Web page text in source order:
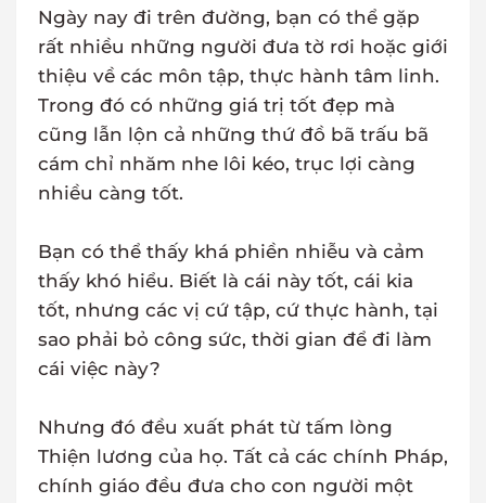
Ngày nay đi trên đường, bạn có thể gặp
rất nhiều những người đưa tờ rơi hoặc giới
thiệu về các môn tập, thực hành tâm linh.
Trong đó có những giá trị tốt đẹp mà
cũng lẫn lộn cả những thứ đồ bã trấu bã
cám chỉ nhăm nhe lôi kéo, trục lợi càng
nhiều càng tốt.
Bạn có thể thấy khá phiền nhiễu và cảm
thấy khó hiểu. Biết là cái này tốt, cái kia
tốt, nhưng các vị cứ tập, cứ thực hành, tại
sao phải bỏ công sức, thời gian để đi làm
cái việc này?
Nhưng đó đều xuất phát từ tấm lòng
Thiện lương của họ. Tất cả các chính Pháp,
chính giáo đều đưa cho con người một